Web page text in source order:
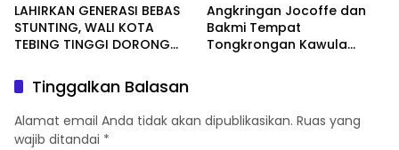
LAHIRKAN GENERASI BEBAS
STUNTING, WALI KOTA
TEBING TINGGI DORONG
Angkringan Jocoffe dan
Bakmi Tempat
Tongkrongan Kawula
Tinggalkan Balasan
Alamat email Anda tidak akan dipublikasikan. Ruas yang
wajib ditandai *